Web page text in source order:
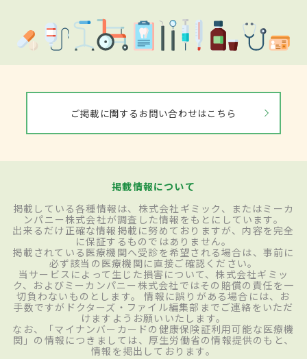
ご掲載に関するお問い合わせはこちら
掲載情報について
掲載している各種情報は、株式会社ギミック、またはミーカ
ンパニー株式会社が調査した情報をもとにしています。
出来るだけ正確な情報掲載に努めておりますが、内容を完全
に保証するものではありません。
掲載されている医療機関へ受診を希望される場合は、事前に
必ず該当の医療機関に直接ご確認ください。
当サービスによって生じた損害について、株式会社ギミッ
ク、およびミーカンパニー株式会社ではその賠償の責任を一
切負わないものとします。 情報に誤りがある場合には、お
手数ですがドクターズ・ファイル編集部までご連絡をいただ
けますようお願いいたします。
なお、「マイナンバーカードの健康保険証利用可能な医療機
関」の情報につきましては、厚生労働省の情報提供のもと、
情報を掲出しております。